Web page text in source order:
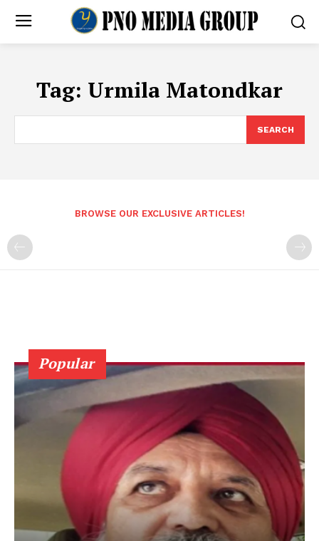
Tag: Urmila Matondkar
SEARCH
BROWSE OUR EXCLUSIVE ARTICLES!
Popular